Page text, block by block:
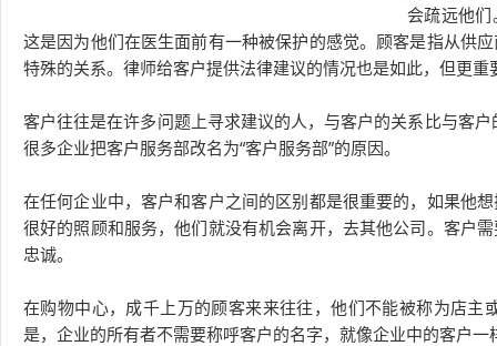
会疏远他们
这是因为他们在医生面前有一种被保护的感觉。顾客是指从供
特殊的关系。律师给客户提供法律建议的情况也是如此，但更
客户往往是在许多问题上寻求建议的人，与客户的关系比与客
很多企业把客户服务部改名为“客户服务部”的原因。
在任何企业中，客户和客户之间的区别都是很重要的，如果他
很好的照顾和服务，他们就没有机会离开，去其他公司。客户
忠诚。
在购物中心，成千上万的顾客来来往往，他们不能被称为店
是，企业的所有者不需要称呼客户的名字，就像企业中的客户一